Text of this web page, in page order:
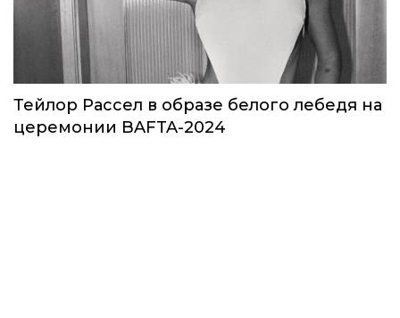
Тейлор Рассел в образе белого лебедя на
церемонии BAFTA-2024